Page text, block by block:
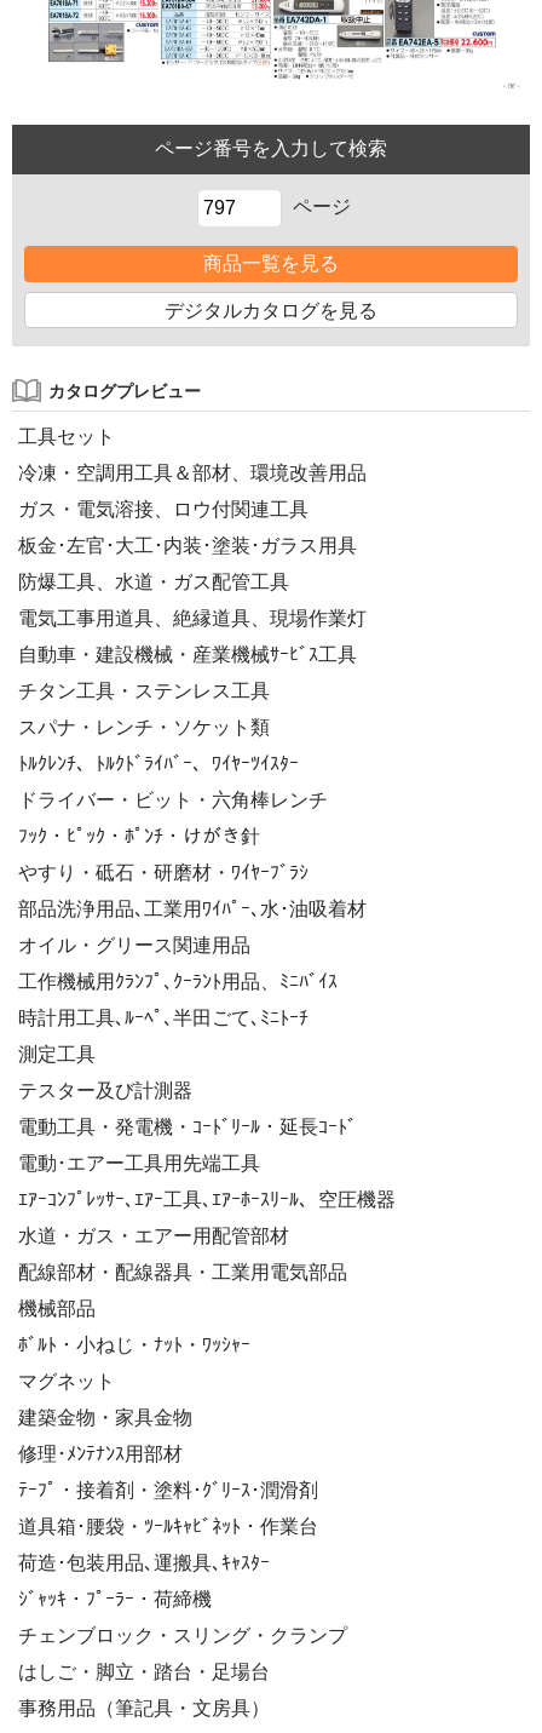
ページ
商品一覧を見る
デジタルカタログを見る
カタログプレビュー
工具セット
冷凍・空調用工具＆部材、環境改善用品
ガス・電気溶接、ロウ付関連工具
板金･左官･大工･内装･塗装･ガラス用具
防爆工具、水道・ガス配管工具
電気工事用道具、絶縁道具、現場作業灯
自動車・建設機械・産業機械ｻｰﾋﾞｽ工具
チタン工具・ステンレス工具
スパナ・レンチ・ソケット類
ﾄﾙｸﾚﾝﾁ、ﾄﾙｸﾄﾞﾗｲﾊﾞｰ、ﾜｲﾔｰﾂｲｽﾀｰ
ドライバー・ビット・六角棒レンチ
ﾌｯｸ・ﾋﾟｯｸ・ﾎﾟﾝﾁ・けがき針
やすり・砥石・研磨材・ﾜｲﾔｰﾌﾞﾗｼ
部品洗浄用品､工業用ﾜｲﾊﾟｰ､水･油吸着材
オイル・グリース関連用品
工作機械用ｸﾗﾝﾌﾟ､ｸｰﾗﾝﾄ用品、ﾐﾆﾊﾞｲｽ
時計用工具､ﾙｰﾍﾟ､半田ごて､ﾐﾆﾄｰﾁ
測定工具
テスター及び計測器
電動工具・発電機・ｺｰﾄﾞﾘｰﾙ・延長ｺｰﾄﾞ
電動･エアー工具用先端工具
ｴｱｰｺﾝﾌﾟﾚｯｻｰ､ｴｱｰ工具､ｴｱｰﾎｰｽﾘｰﾙ、空圧機器
水道・ガス・エアー用配管部材
配線部材・配線器具・工業用電気部品
機械部品
ﾎﾞﾙﾄ・小ねじ・ﾅｯﾄ・ﾜｯｼｬｰ
マグネット
建築金物・家具金物
修理･ﾒﾝﾃﾅﾝｽ用部材
ﾃｰﾌﾟ・接着剤・塗料･ｸﾞﾘｰｽ･潤滑剤
道具箱･腰袋・ﾂｰﾙｷｬﾋﾞﾈｯﾄ・作業台
荷造･包装用品､運搬具､ｷｬｽﾀｰ
ｼﾞｬｯｷ・ﾌﾟｰﾗｰ・荷締機
チェンブロック・スリング・クランプ
はしご・脚立・踏台・足場台
事務用品（筆記具・文房具）